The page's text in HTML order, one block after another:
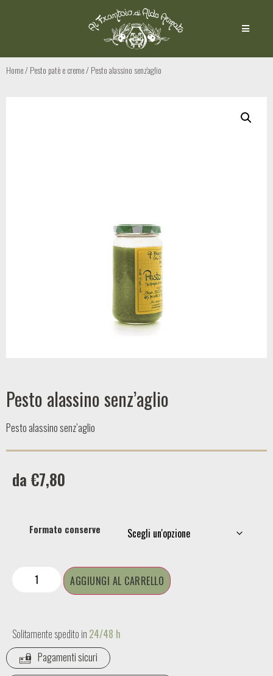
Home/Pesto patè e creme/ Pesto alassino senz’aglio
Pesto alassino senz’aglio
Pesto alassino senz’aglio
da €7,80
Formato conserve
AGGIUNGI AL CARRELLO
Solitamente spedito in 24/48 h
Pagamenti sicuri